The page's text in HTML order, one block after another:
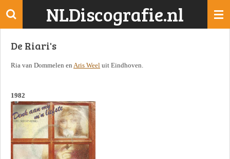
Ga
de
NLDiscografie.nl
De Riari's
Ria van Dommelen en Aris Weel uit Eindhoven.
1982